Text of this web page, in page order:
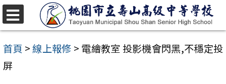
跳
至
主
要
首頁 >線上報修 > 電繪教室 投影機會閃黑,不穩定投
屏
選
單